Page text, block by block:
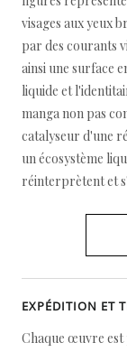
visages aux yeux
par des courants
ainsi une surface
liquide et
manga non pas
catalyseur d'une
un écosystème
réinterprètent et
EXPÉDITION ET
Chaque œuvre